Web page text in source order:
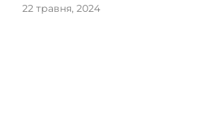
22 травня, 2024